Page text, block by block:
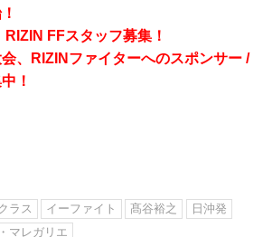
FFスタッフ募集！
、RIZINファイターへのスポンサー /
！
ラス イーファイト 髙谷裕之
日沖発
マレガリエ